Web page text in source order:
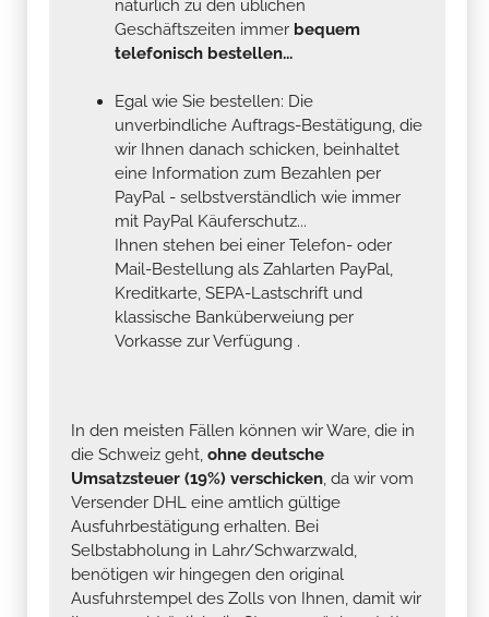
Geschäftszeiten immerbequem
telefonisch bestellen...
unverbindliche Auftrags-Bestätigung, die
wir Ihnen danach schicken, beinhaltet
eine Information zum Bezahlen per
PayPal - selbstverständlich wie immer
mit PayPal Käuferschutz...
Ihnen stehen bei einer Telefon- oder
Mail-Bestellung als Zahlarten PayPal,
Kreditkarte, SEPA-Lastschrift und
klassische Banküberweiung per
Vorkasse zur Verfügung .
die Schweiz geht,ohne deutsche
Umsatzsteuer (19%) verschicken, da wir vom
Versender DHL eine amtlich gültige
Ausfuhrbestätigung erhalten. Bei
Selbstabholung in Lahr/Schwarzwald,
benötigen wir hingegen den original
Ausfuhrstempel des Zolls von Ihnen, damit wir
Ihnen nachträglich die Steuer zurück erstatten